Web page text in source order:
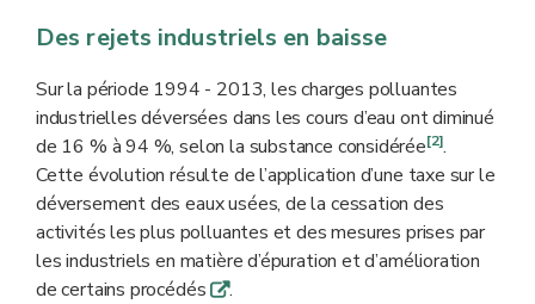
Des rejets industriels en baisse
Sur la période 1994 - 2013, les charges polluantes
industrielles déversées dans les cours d’eau ont diminué
de 16 % à 94 %, selon la substance considérée[2].
Cette évolution résulte de l’application d’une taxe sur le
déversement des eaux usées, de la cessation des
activités les plus polluantes et des mesures prises par
les industriels en matière d’épuration et d’amélioration
de certains procédésq.